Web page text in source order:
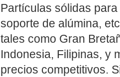
Partículas sólidas
soporte de alúmina,
tales como Gran
Indonesia, Filipinas, y
precios competitivos.